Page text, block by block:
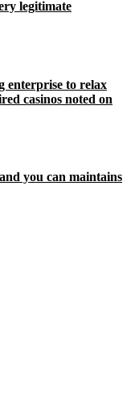
legitimate
enterprise to relax
casinos noted on
you can maintains